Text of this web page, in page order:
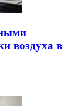
воздуха в